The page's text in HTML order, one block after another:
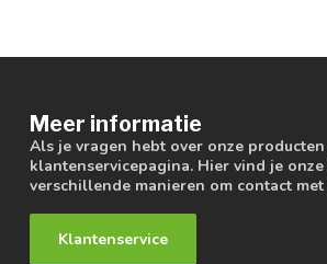
Meer informatie
Als je vragen hebt over onze
klantenservicepagina. Hier vind je
verschillende manieren om contact
Klantenservice